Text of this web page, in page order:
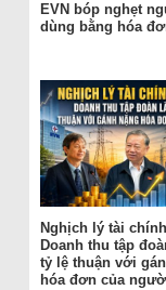
EVN bóp nghẹt
dùng bằng hóa
Nghịch lý tài
Doanh thu tập
tỷ lệ thuận với
hóa đơn của